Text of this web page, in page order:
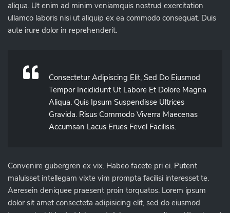
aliqua. Ut enim ad minim veniamquis nostrud exercitation
ullamco laboris nisi ut aliquip ex ea commodo consequat. Duis
aute irure dolor in reprehenderit.
Consectetur Adipiscing Elit, Sed Do Eiusmod
Tempor Incididunt Ut Labore Et Dolore Magna
Aliqua. Quis Ipsum Suspendisse Ultrices
Gravida. Risus Commodo Viverra Maecenas
Accumsan Lacus Erues Fevel Facilisis.
Convenire gubergren ex vix. Habeo facete pri ei. Putent
maluisset intellegam vixte vim prompta facilisi interesset te.
Aeresein deniquee praesent proin torquatos. Lorem ipsum
dolor sit amet consecteta adipisicing elit, sed do eiusmod